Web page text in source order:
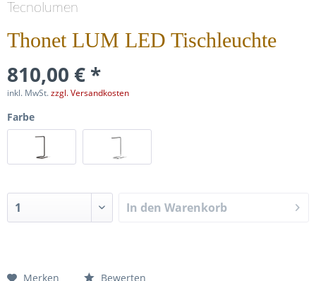
Tecnolumen
Thonet LUM LED Tischleuchte
810,00 € *
inkl. MwSt.zzgl. Versandkosten
Farbe
In den Warenkorb
Merken Bewerten